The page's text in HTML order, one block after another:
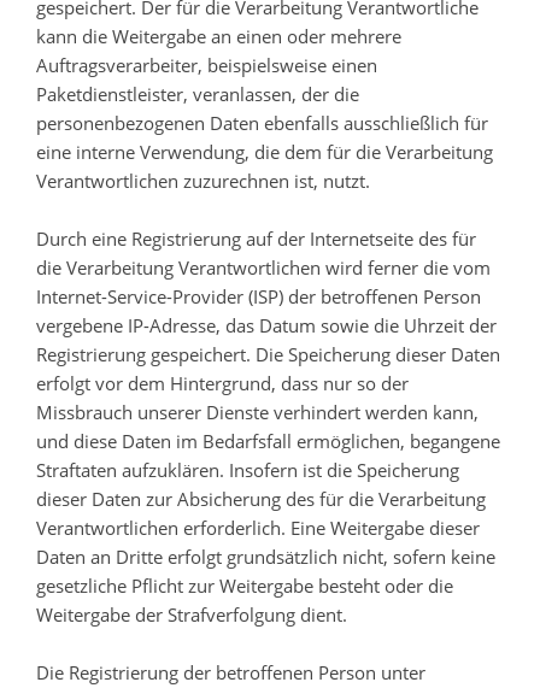
gespeichert. Der für die Verarbeitung Verantwortliche
kann die Weitergabe an einen oder mehrere
Auftragsverarbeiter, beispielsweise einen
Paketdienstleister, veranlassen, der die
personenbezogenen Daten ebenfalls ausschließlich für
eine interne Verwendung, die dem für die Verarbeitung
Verantwortlichen zuzurechnen ist, nutzt.
Durch eine Registrierung auf der Internetseite des für
die Verarbeitung Verantwortlichen wird ferner die vom
Internet-Service-Provider (ISP) der betroffenen Person
vergebene IP-Adresse, das Datum sowie die Uhrzeit der
Registrierung gespeichert. Die Speicherung dieser Daten
erfolgt vor dem Hintergrund, dass nur so der
Missbrauch unserer Dienste verhindert werden kann,
und diese Daten im Bedarfsfall ermöglichen, begangene
Straftaten aufzuklären. Insofern ist die Speicherung
dieser Daten zur Absicherung des für die Verarbeitung
Verantwortlichen erforderlich. Eine Weitergabe dieser
Daten an Dritte erfolgt grundsätzlich nicht, sofern keine
gesetzliche Pflicht zur Weitergabe besteht oder die
Weitergabe der Strafverfolgung dient.
Die Registrierung der betroffenen Person unter